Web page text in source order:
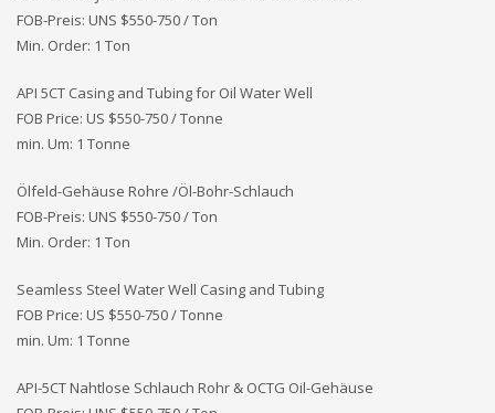
FOB-Preis: UNS $550-750 / Ton
Min. Order: 1 Ton
API 5CT Casing and Tubing for Oil Water Well
FOB Price: US $550-750 / Tonne
min. Um: 1 Tonne
Ölfeld-Gehäuse Rohre /Öl-Bohr-Schlauch
FOB-Preis: UNS $550-750 / Ton
Min. Order: 1 Ton
Seamless Steel Water Well Casing and Tubing
FOB Price: US $550-750 / Tonne
min. Um: 1 Tonne
API-5CT Nahtlose Schlauch Rohr & OCTG Oil-Gehäuse